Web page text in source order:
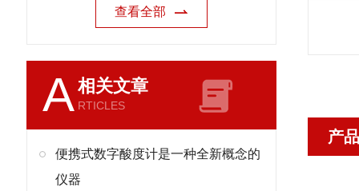
查看全部
A相关文章
RTICLES
便携式数字酸度计是一种全新概念的
仪器
产